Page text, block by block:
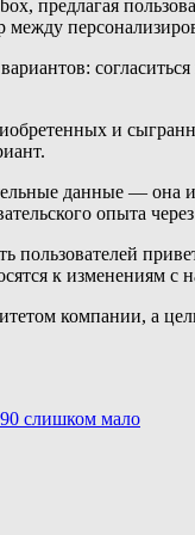
предлагая
между
и
данные —
опыта
пользователей
к изменениям с
компании,
слишком мало